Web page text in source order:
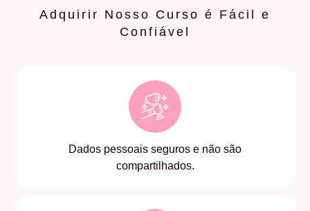
Adquirir Nosso Curso é Fácil e
Confiável
Dados pessoais seguros e não são
compartilhados.